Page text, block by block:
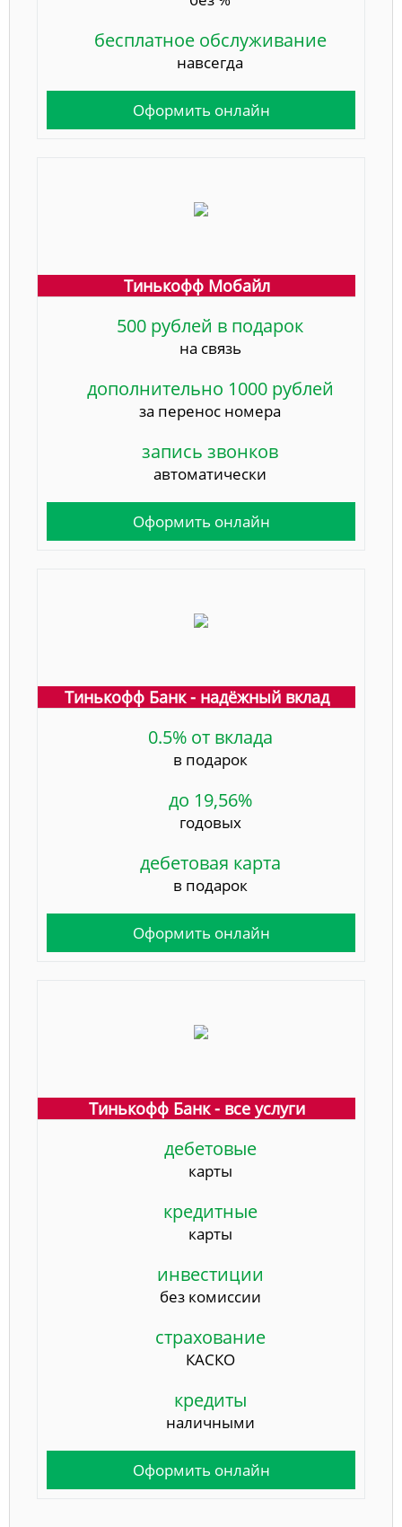
бесплатное обслуживание
навсегда
Оформить онлайн
Тинькофф Мобайл
500 рублей в подарок
на связь
дополнительно 1000 рублей
за перенос номера
запись звонков
автоматически
Оформить онлайн
Тинькофф Банк - надёжный вклад
0.5% от вклада
в подарок
до 19,56%
годовых
дебетовая карта
в подарок
Оформить онлайн
Тинькофф Банк - все услуги
дебетовые
карты
кредитные
карты
инвестиции
без комиссии
страхование
КАСКО
кредиты
наличными
Оформить онлайн